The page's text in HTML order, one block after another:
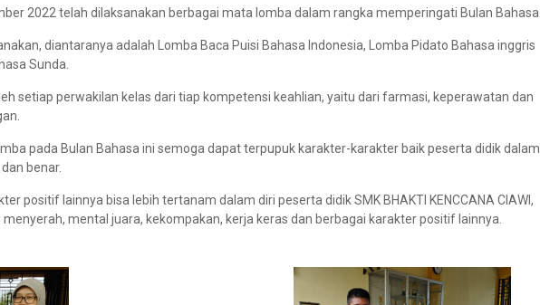
2022 telah dilaksanakan berbagai mata lomba dalam rangka memperingati Bulan Bahasa.
diantaranya adalah Lomba Baca Puisi Bahasa Indonesia, Lomba Pidato Bahasa inggris
Sunda.
setiap perwakilan kelas dari tiap kompetensi keahlian, yaitu dari farmasi, keperawatan dan
pada Bulan Bahasa ini semoga dapat terpupuk karakter-karakter baik peserta didik dalam
benar.
positif lainnya bisa lebih tertanam dalam diri peserta didik SMK BHAKTI KENCCANA CIAWI,
mental juara, kekompakan, kerja keras dan berbagai karakter positif lainnya.